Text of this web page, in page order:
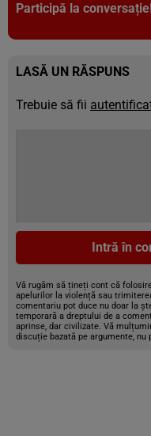
Participă la
LASĂ UN RĂSPUNS
Trebuie să fii
Intră în
Vă rugăm să țineți cont că
apelurilor la violență sau
comentariu pot duce nu doar la
temporară a dreptului de a
aprinse, dar civilizate. Vă
discuție bazată pe argumente, nu